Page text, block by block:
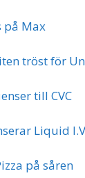
på Max
tröst för
till CVC
Liquid
på såren